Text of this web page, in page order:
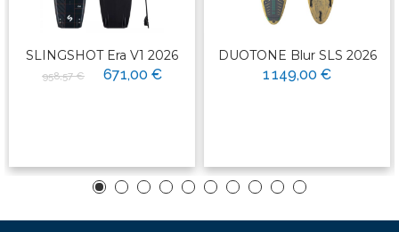
SLINGSHOT Era V1 2026
958,57 € 671,00 €
DUOTONE Blur SLS 2026
1 149,00 €